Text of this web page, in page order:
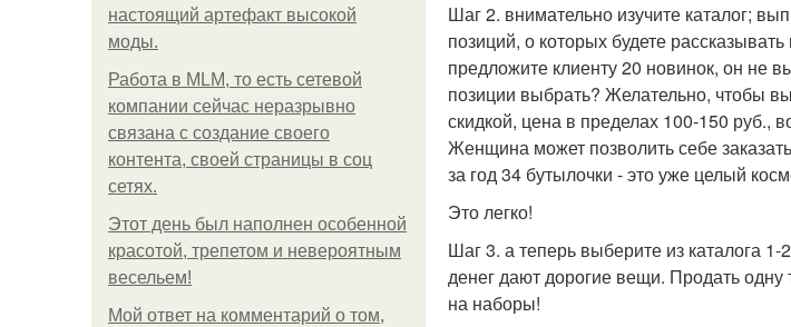
настоящий артефакт высокой
моды.
Работа в MLM, то есть сетевой
компании сейчас неразрывно
связана с создание своего
контента, своей страницы в соц
сетях.
Этот день был наполнен особенной
красотой, трепетом и невероятным
весельем!
Мой ответ на комментарий о том,
Шаг 2. внимательно изучите каталог;
позиций, о которых будете
предложите клиенту 20 новинок, он не
позиции выбрать? Желательно, чтобы
скидкой, цена в пределах 100-150 руб.,
Женщина может позволить себе
за год 34 бутылочки - это уже целый
Это легко!
Шаг 3. а теперь выберите из каталога
денег дают дорогие вещи. Продать
на наборы!